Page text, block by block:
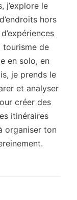
j’explore le
hors
tourisme de
en solo, en
je prends le
et analyser
créer des
itinéraires
organiser ton